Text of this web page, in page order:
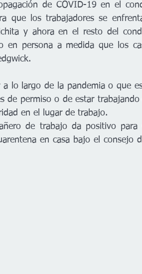
de COVID-19 en el
que los trabajadores se
y ahora en el resto del
en persona a medida que los
a lo largo de la pandemia o que
de permiso o de estar
en el lugar de trabajo.
de trabajo da positivo para
en casa bajo el consejo